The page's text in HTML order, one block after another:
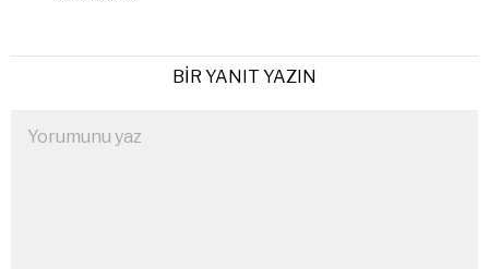
BIR YANIT YAZIN